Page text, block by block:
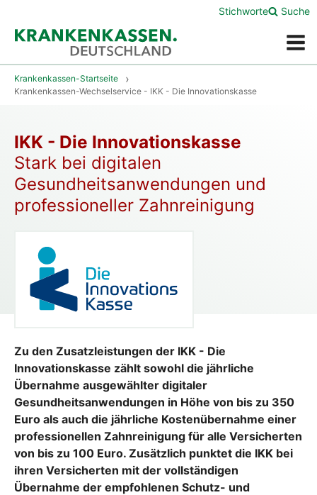
Menü
Stichworte Suche
Krankenkassen-Startseite
Krankenkassen-Wechselservice - IKK - Die Innovationskasse
IKK - Die Innovationskasse
Stark bei digitalen
Gesundheitsanwendungen und
professioneller Zahnreinigung
Zu den Zusatzleistungen der IKK - Die
Innovationskasse zählt sowohl die jährliche
Übernahme ausgewählter digitaler
Gesundheitsanwendungen in Höhe von bis zu 350
Euro als auch die jährliche Kostenübernahme einer
professionellen Zahnreinigung für alle Versicherten
von bis zu 100 Euro. Zusätzlich punktet die IKK bei
ihren Versicherten mit der vollständigen
Übernahme der empfohlenen Schutz- und